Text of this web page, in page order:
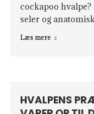
cockapoo
seler og
Læs mere
HVALPENS